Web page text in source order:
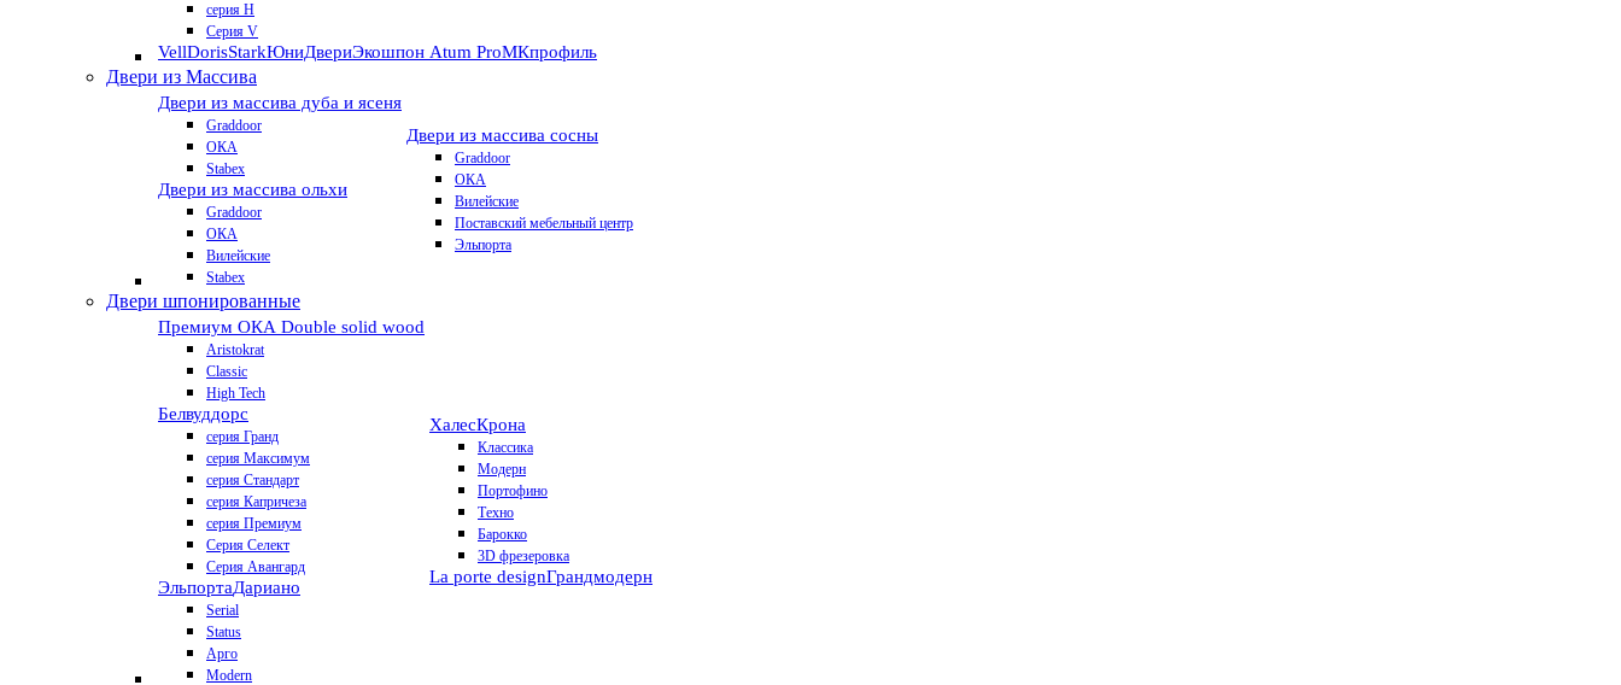
серия H
Серия V
VellDorisStarkЮниДвериЭкошпон Atum ProМКпрофиль
Двери из Массива
Двери из массива дуба и ясеня
Graddoor
ОКА
Stabex
Двери из массива ольхи
Graddoor
ОКА
Вилейские
Stabex
Двери из массива сосны
Graddoor
ОКА
Вилейские
Поставский мебельный центр
Эльпорта
Двери шпонированные
Премиум ОКА Double solid wood
Aristokrat
Classic
High Tech
Белвуддорс
серия Гранд
серия Максимум
серия Стандарт
серия Капричеза
серия Премиум
Серия Селект
Серия Авангард
ЭльпортаДариано
Serial
Status
Арго
Modern
ХалесКрона
Классика
Модерн
Портофино
Техно
Барокко
3D фрезеровка
La porte designГрандмодерн